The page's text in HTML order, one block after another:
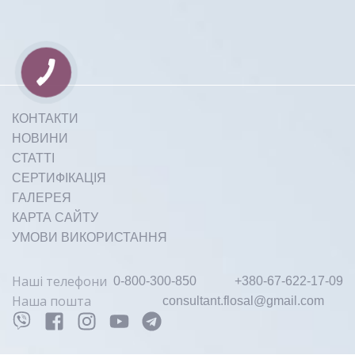
Event Hall
КОНТАКТИ
НОВИНИ
СТАТТІ
СЕРТИФІКАЦІЯ
ГАЛЕРЕЯ
КАРТА САЙТУ
УМОВИ ВИКОРИСТАННЯ
Наші телефони 0-800-300-850 +380-67-622-17-09
Наша пошта consultant.flosal@gmail.com